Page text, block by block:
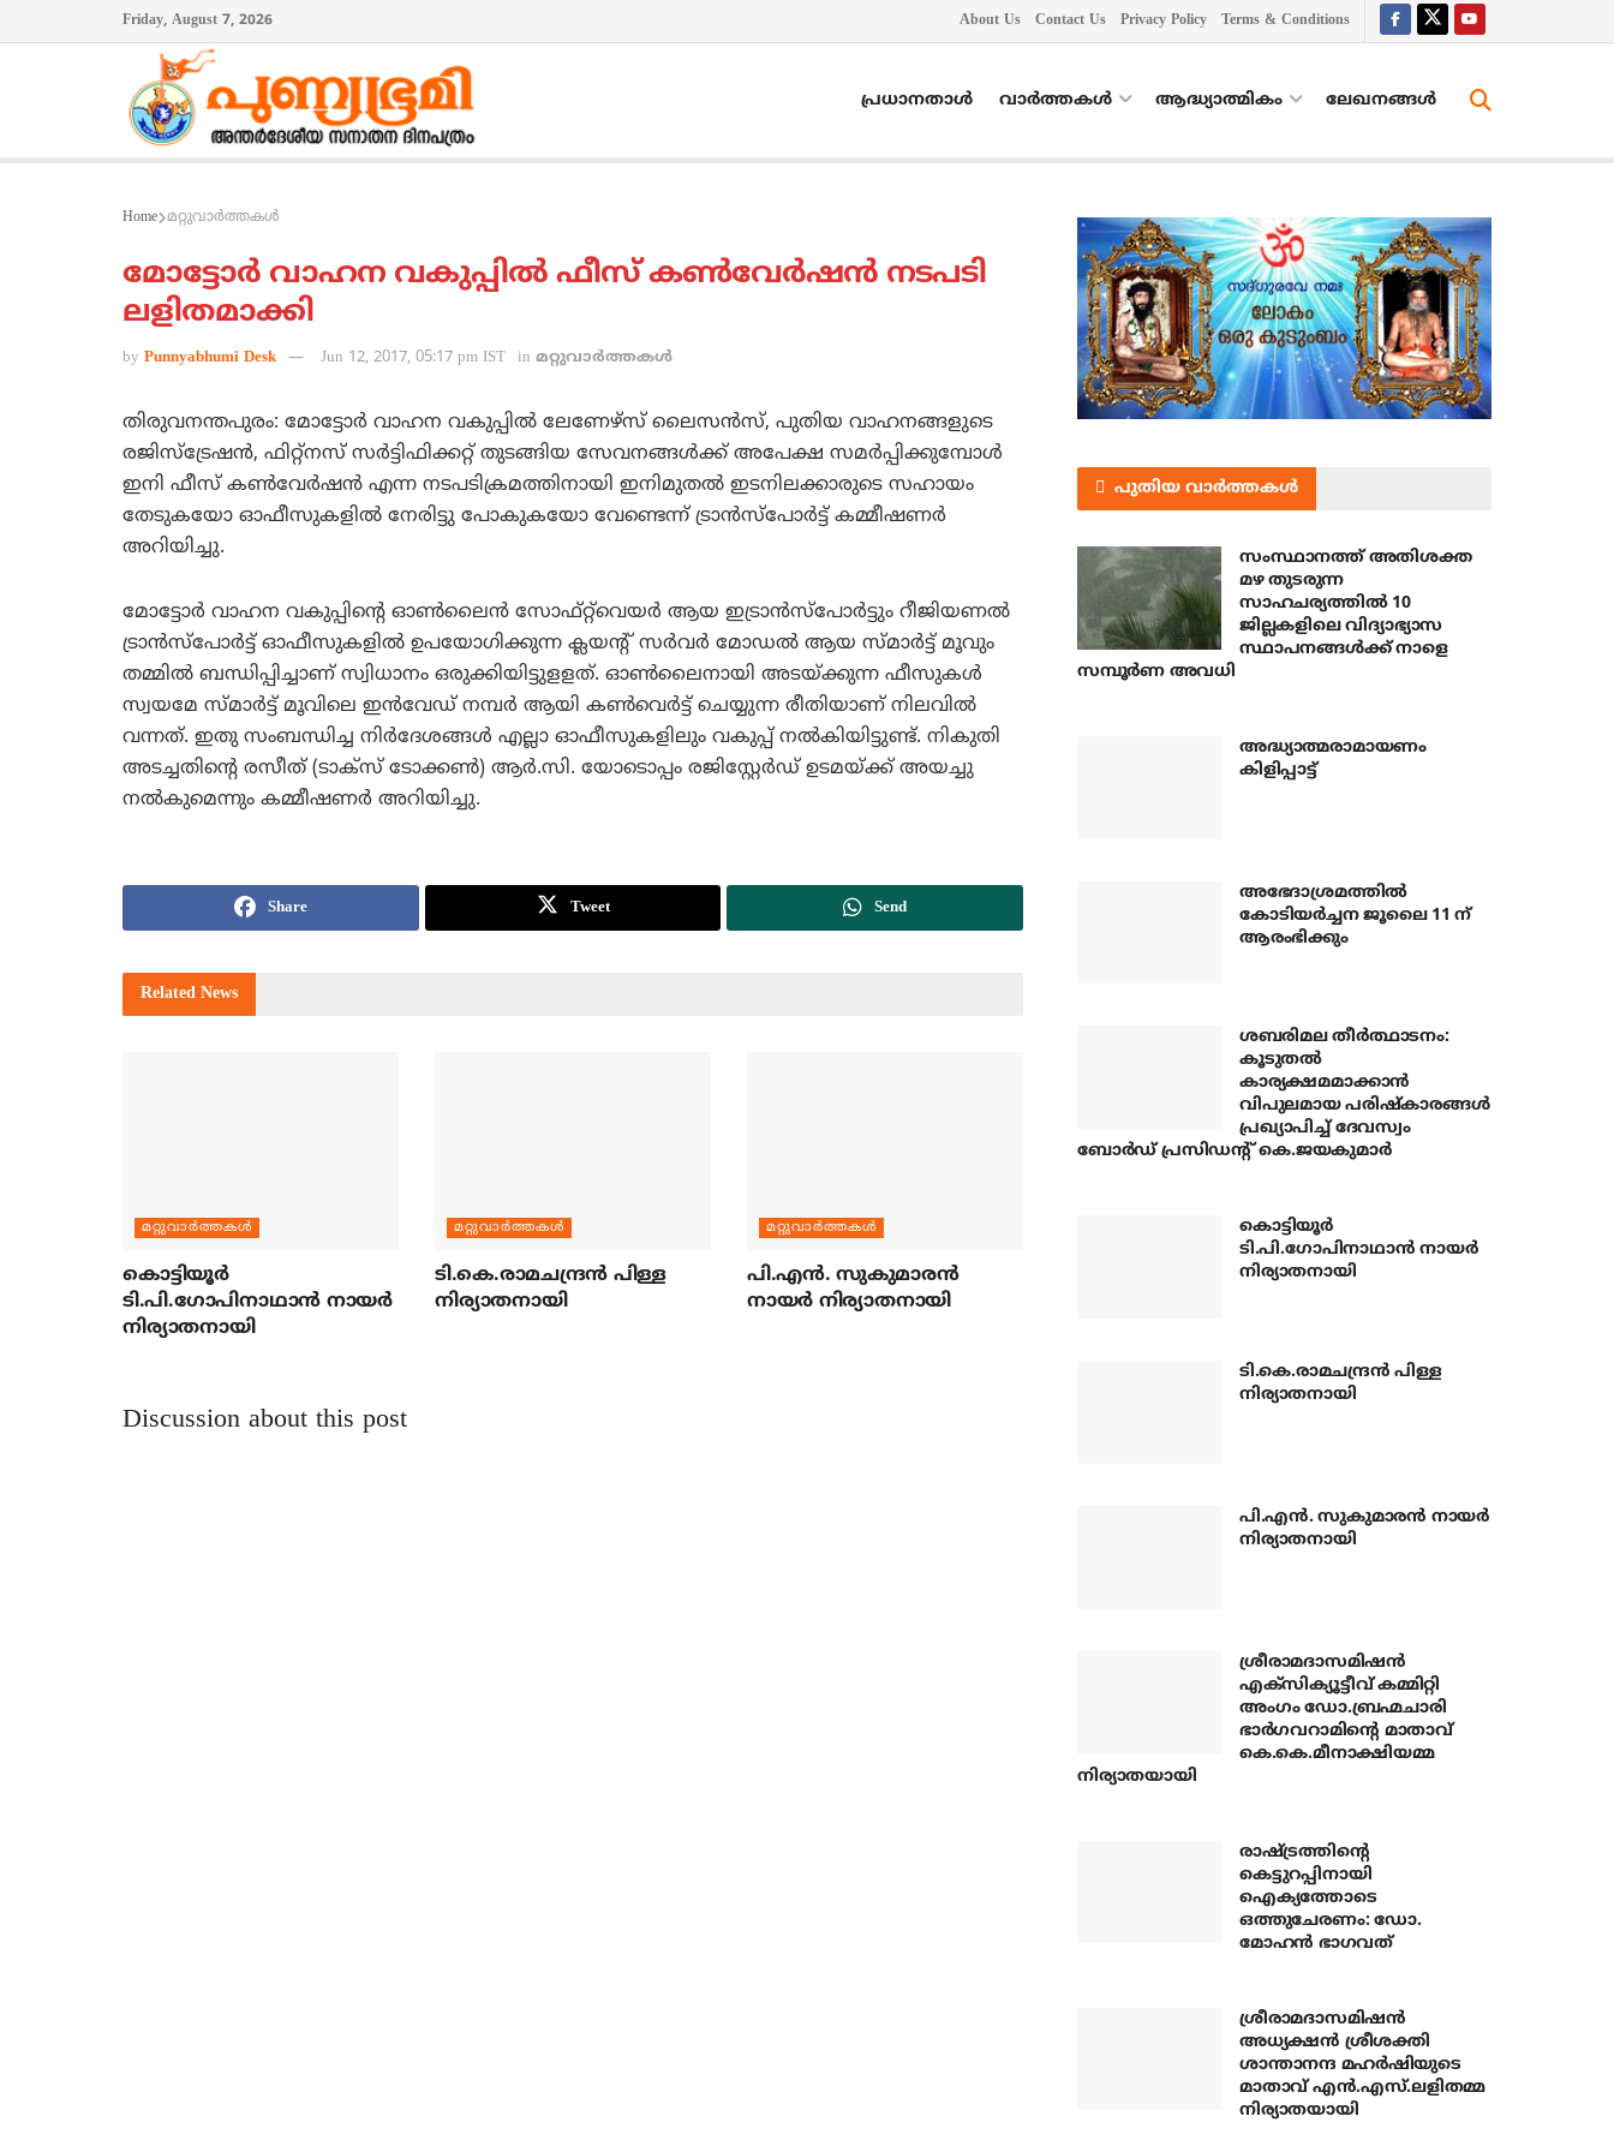
Friday, August 7, 2026 About Us Contact Us Privacy Policy Terms & Conditions
പ്രധാനതാൾ വാർത്തകൾ ആദ്ധ്യാത്മികം ലേഖനങ്ങള്‍
Home മറ്റുവാര്‍ത്തകള്‍
മോട്ടോര്‍ വാഹന വകുപ്പില്‍ ഫീസ് കണ്‍വേര്‍ഷന്‍ നടപടി
ലളിതമാക്കി
by Punnyabhumi Desk Jun 12, 2017, 05:17 pm IST in മറ്റുവാര്‍ത്തകള്‍
തിരുവനന്തപുരം: മോട്ടോര്‍ വാഹന വകുപ്പില്‍ ലേണേഴ്‌സ് ലൈസന്‍സ്, പുതിയ വാഹനങ്ങളുടെ
രജിസ്‌ട്രേഷന്‍, ഫിറ്റ്‌നസ് സര്‍ട്ടിഫിക്കറ്റ് തുടങ്ങിയ സേവനങ്ങള്‍ക്ക് അപേക്ഷ സമര്‍പ്പിക്കുമ്പോള്‍
ഇനി ഫീസ് കണ്‍വേര്‍ഷന്‍ എന്ന നടപടിക്രമത്തിനായി ഇനിമുതല്‍ ഇടനിലക്കാരുടെ സഹായം
തേടുകയോ ഓഫീസുകളില്‍ നേരിട്ടു പോകുകയോ വേണ്ടെന്ന് ട്രാന്‍സ്‌പോര്‍ട്ട് കമ്മീഷണര്‍
അറിയിച്ചു.
മോട്ടോര്‍ വാഹന വകുപ്പിന്റെ ഓണ്‍ലൈന്‍ സോഫ്റ്റ്‌വെയര്‍ ആയ ഇട്രാന്‍സ്‌പോര്‍ട്ടും റീജിയണല്‍
ട്രാന്‍സ്‌പോര്‍ട്ട് ഓഫീസുകളില്‍ ഉപയോഗിക്കുന്ന ക്ലയന്റ് സര്‍വര്‍ മോഡല്‍ ആയ സ്മാര്‍ട്ട് മൂവും
തമ്മില്‍ ബന്ധിപ്പിച്ചാണ് സ്വിധാനം ഒരുക്കിയിട്ടുളളത്. ഓണ്‍ലൈനായി അടയ്ക്കുന്ന ഫീസുകള്‍
സ്വയമേ സ്മാര്‍ട്ട് മൂവിലെ ഇന്‍വേഡ് നമ്പര്‍ ആയി കണ്‍വെര്‍ട്ട് ചെയ്യുന്ന രീതിയാണ് നിലവില്‍
വന്നത്. ഇതു സംബന്ധിച്ച നിര്‍ദേശങ്ങള്‍ എല്ലാ ഓഫീസുകളിലും വകുപ്പ് നല്‍കിയിട്ടുണ്ട്. നികുതി
അടച്ചതിന്റെ രസീത് (ടാക്‌സ് ടോക്കണ്‍) ആര്‍.സി. യോടൊപ്പം രജിസ്റ്റേര്‍ഡ് ഉടമയ്ക്ക് അയച്ചു
നല്‍കുമെന്നും കമ്മീഷണര്‍ അറിയിച്ചു.
Share Tweet Send
Related News
മറ്റുവാര്‍ത്തകള്‍
കൊട്ടിയൂര്‍
ടി.പി.ഗോപിനാഥാന്‍ നായര്‍
നിര്യാതനായി
മറ്റുവാര്‍ത്തകള്‍
ടി.കെ.രാമചന്ദ്രന്‍ പിള്ള
നിര്യാതനായി
മറ്റുവാര്‍ത്തകള്‍
പി.എന്‍. സുകുമാരന്‍
നായര്‍ നിര്യാതനായി
Discussion about this post
പുതിയ വാർത്തകൾ
സംസ്ഥാനത്ത് അതിശക്ത
മഴ തുടരുന്ന
സാഹചര്യത്തിൽ 10
ജില്ലകളിലെ വിദ്യാഭ്യാസ
സ്ഥാപനങ്ങൾക്ക് നാളെ
സമ്പൂർണ അവധി
അദ്ധ്യാത്മരാമായണം
കിളിപ്പാട്ട്
അഭേദാശ്രമത്തില്‍
കോടിയര്‍ച്ചന ജൂലൈ 11 ന്
ആരംഭിക്കും
ശബരിമല തീര്‍ത്ഥാടനം:
കൂടുതല്‍
കാര്യക്ഷമമാക്കാന്‍
വിപുലമായ പരിഷ്‌കാരങ്ങള്‍
പ്രഖ്യാപിച്ച് ദേവസ്വം
ബോര്‍ഡ് പ്രസിഡന്റ് കെ.ജയകുമാര്‍
കൊട്ടിയൂര്‍
ടി.പി.ഗോപിനാഥാന്‍ നായര്‍
നിര്യാതനായി
ടി.കെ.രാമചന്ദ്രന്‍ പിള്ള
നിര്യാതനായി
പി.എന്‍. സുകുമാരന്‍ നായര്‍
നിര്യാതനായി
ശ്രീരാമദാസമിഷന്‍
എക്‌സിക്യൂട്ടീവ് കമ്മിറ്റി
അംഗം ഡോ.ബ്രഹ്മചാരി
ഭാര്‍ഗവറാമിന്റെ മാതാവ്
കെ.കെ.മീനാക്ഷിയമ്മ
നിര്യാതയായി
രാഷ്ട്രത്തിന്റെ
കെട്ടുറപ്പിനായി
ഐക്യത്തോടെ
ഒത്തുചേരണം: ഡോ.
മോഹന്‍ ഭാഗവത്
ശ്രീരാമദാസമിഷന്‍
അധ്യക്ഷന്‍ ശ്രീശക്തി
ശാന്താനന്ദ മഹര്‍ഷിയുടെ
മാതാവ് എന്‍.എസ്.ലളിതമ്മ
നിര്യാതയായി